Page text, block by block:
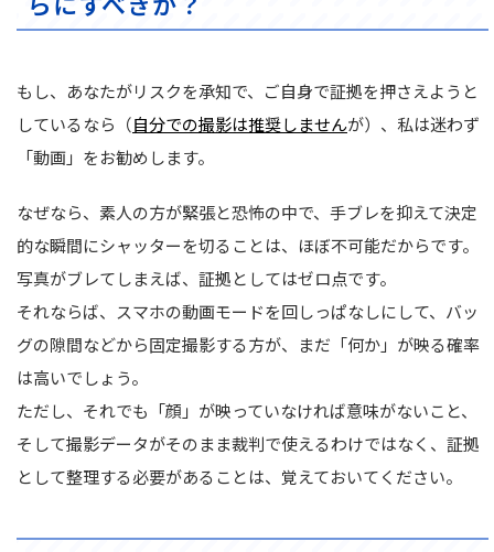
もし、あなたがリスクを承知で、ご自身で証拠を押さえようと
しているなら（自分での撮影は推奨しませんが）、私は迷わず
「動画」をお勧めします。
なぜなら、素人の方が緊張と恐怖の中で、手ブレを抑えて決定
的な瞬間にシャッターを切ることは、ほぼ不可能だからです。
写真がブレてしまえば、証拠としてはゼロ点です。
それならば、スマホの動画モードを回しっぱなしにして、バッ
グの隙間などから固定撮影する方が、まだ「何か」が映る確率
は高いでしょう。
ただし、それでも「顔」が映っていなければ意味がないこと、
そして撮影データがそのまま裁判で使えるわけではなく、証拠
として整理する必要があることは、覚えておいてください。